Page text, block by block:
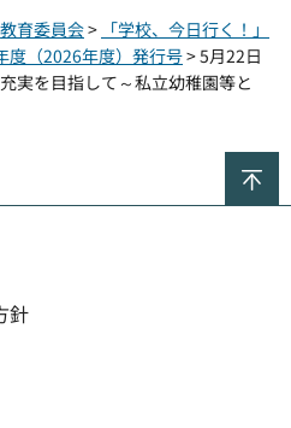
教育委員会> 「学校、今日行く！」
度（2026年度）発行号> 5月22日
実を目指して～私立幼稚園等と
針